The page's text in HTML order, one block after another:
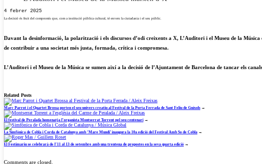
4 febrer 2025
La decisió és fruit del compromís que, com a institució pública cultural, té envers la ciutadania i el seu públic.
Davant la desinformació, la polarització i els discursos d’odi creixents a X, L’Auditori i el Museu de la
de contribuir a una societat més justa, formada, crítica i compromesa.
L’Auditori i el Museu de la Música se sumen així a la decisió de l’Ajuntament de Barcelona de tancar els
Related Posts
Marc Parrot i el Quartet Brossa porten el seu univers creatiu al Festival de la Porta Ferrada de Sant Feliu de Guíxols →
El festival de Peralada homenatja l’organista Montserrat Torrent pel seu centenari →
La Simfònica de Cobla i Corda de Catalunya amb ‘Mare Mundi’ inaugura la 10a edició del Festival Amb So de Cobla →
El Festimariu se celebrarà de l’11 al 13 de setembre amb una trentena de propostes en la seva quarta edició →
Comments are closed.